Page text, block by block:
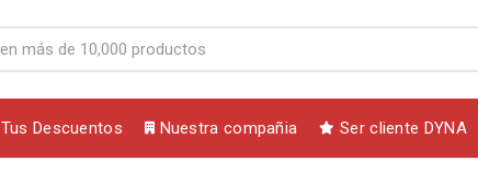
Tus Descuentos Nuestra compañia Ser cliente DYNA